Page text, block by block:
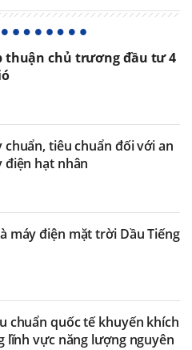
thuận chủ trương đầu tư 4
chuẩn, tiêu chuẩn đối với an
điện hạt nhân
máy điện mặt trời Dầu Tiếng
chuẩn quốc tế khuyến khích
lĩnh vực năng lượng nguyên